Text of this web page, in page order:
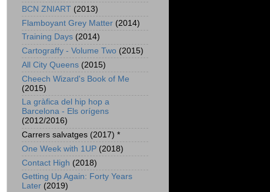
BCN ZNIART (2013)
Flamboyant Grey Matter (2014)
Training Days (2014)
Cartograffy - Volume Two (2015)
All City Queens (2015)
Cheech Wizard's Book of Me
(2015)
La gràfica del hip hop a
Barcelona - Els orígens
(2012/2016)
Carrers salvatges (2017) *
One Week with 1UP (2018)
Contact High (2018)
Getting Up Again: Forty Years
Later (2019)